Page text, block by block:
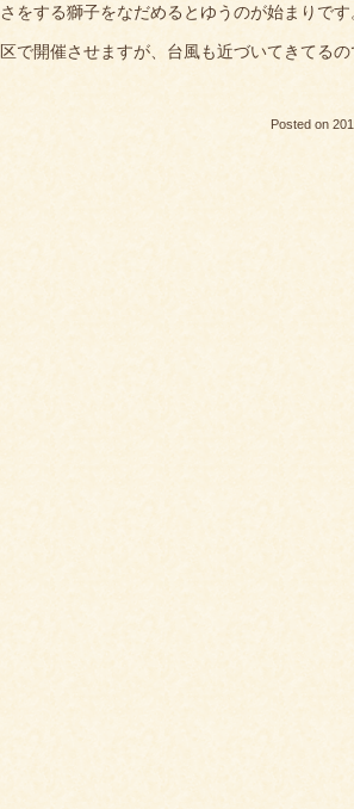
をする獅子をなだめるとゆうのが始まりです
で開催させますが、台風も近づいてきてる
Posted on